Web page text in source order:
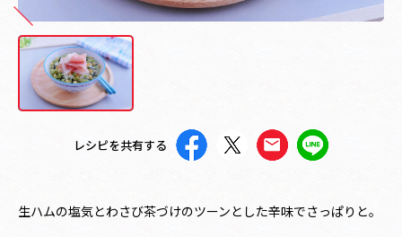
レシピを共有する
生ハムの塩気とわさび茶づけのツーンとした辛味でさっぱりと。